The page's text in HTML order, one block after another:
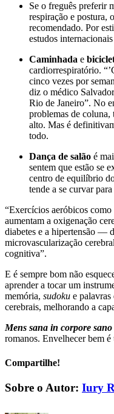
Se o freguês preferir
respiração e postura, o
recomendado. Por
estudos
Caminhada e
cardiorrespiratório.
cinco vezes por
diz o médico
Rio de Janeiro”. No
problemas de coluna,
alto. Mas é
todo.
Dança de salão é
sentem que estão se
centro de equilíbrio
tende a se curvar
“Exercícios aeróbicos
aumentam a oxigenação
diabetes e a hipertensão —
microvascularização
cognitiva”.
E é sempre bom não
aprender a tocar um
memória, sudoku e palavras
cerebrais, melhorando a
Mens sana in corpore sano
romanos. Envelhecer bem é
Compartilhe!
Facebook
X
LinkedIn
WhatsApp
E-
Sobre o Autor: Iury